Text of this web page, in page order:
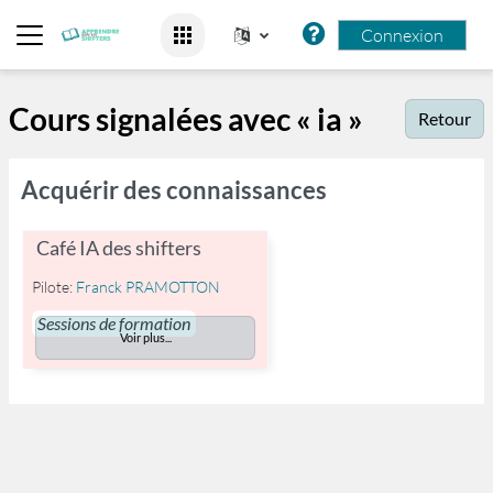
Connexion
Cours signalées avec « ia » Retour
Acquérir des connaissances
Café IA des shifters
Sessions de formation
Pilote: Franck PRAMOTTON
Voir plus...